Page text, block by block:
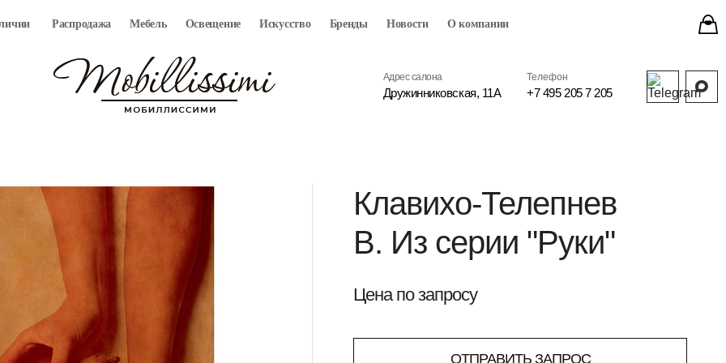
Распродажа Мебель Освещение Искусство Бренды Новости О компании
Адрес салона
Дружинниковская, 11А
Телефон
+7 495 205 7 205
Клавихо-Телепнев
В. Из серии "Руки"
Цена по запросу
ОТПРАВИТЬ ЗАПРОС